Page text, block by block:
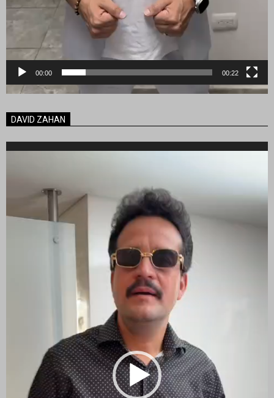
00:00 00:22
DAVID ZAHAN
Reproductor